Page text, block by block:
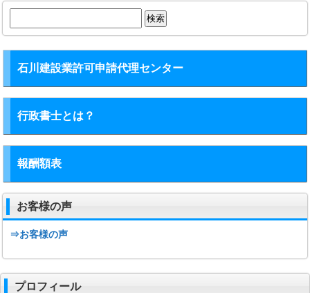
検
索:
石川建設業許可申請代理センター
行政書士とは？
報酬額表
お客様の声
⇒お客様の声
プロフィール